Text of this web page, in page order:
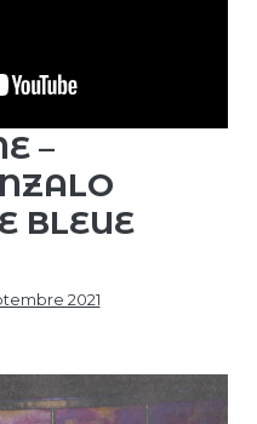
–
BLEUE
2021